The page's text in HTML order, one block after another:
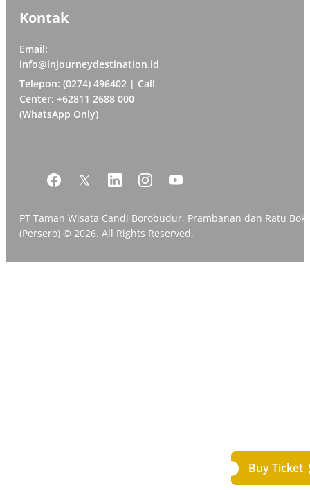
Buy Ticket
Kontak
Email:
info@injourneydestination.id
Telepon: (0274) 496402 | Call
Center: +62811 2688 000
(WhatsApp Only)
PT Taman Wisata Candi Borobudur, Prambanan dan Ratu
(Persero) © 2026. All Rights Reserved.